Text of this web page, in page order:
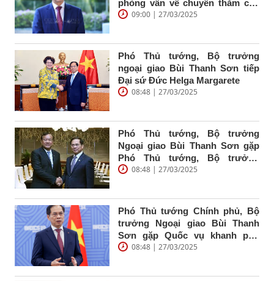
phỏng vấn về chuyến thăm cấp
Nhà nước Indonesia, thăm chính
Bí thư Tô Lâm và Phu nhân cùng
Đoàn đại biểu cấp cao Việt Nam
09:00 | 27/03/2025
Phó Thủ tướng, Bộ trưởng
ngoại giao Bùi Thanh Sơn tiếp
Đại sứ Đức Helga Margarete
08:48 | 27/03/2025
Phó Thủ tướng, Bộ trưởng
Ngoại giao Bùi Thanh Sơn gặp
Phó Thủ tướng, Bộ trưởng
Ngoại giao và Hợp tác quốc tế
ASEAN lần thứ hai
08:48 | 27/03/2025
Phó Thủ tướng Chính phủ, Bộ
trưởng Ngoại giao Bùi Thanh
Sơn gặp Quốc vụ khanh phụ
trách ngoại giao, môi trường và
08:48 | 27/03/2025